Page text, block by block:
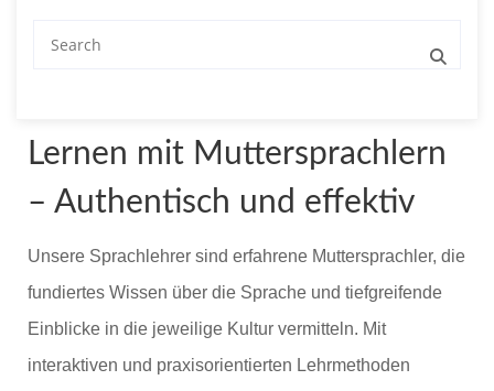
Lernen mit Muttersprachlern
– Authentisch und effektiv
Unsere Sprachlehrer sind erfahrene Muttersprachler, die
fundiertes Wissen über die Sprache und tiefgreifende
Einblicke in die jeweilige Kultur vermitteln. Mit
interaktiven und praxisorientierten Lehrmethoden